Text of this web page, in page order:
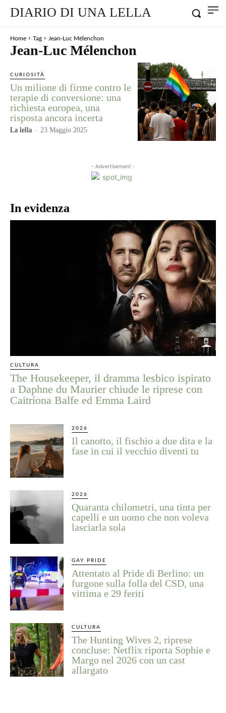
DIARIO DI UNA LELLA
Home Tag Jean-Luc Mélenchon
Jean-Luc Mélenchon
CURIOSITÀ
Un milione di firme contro le
terapie di conversione: una
richiesta europea, una
risposta ancora incerta
La lella - 23 Maggio 2025
- Advertisement -
In evidenza
CULTURA
The Housekeeper, il dramma lesbico ispirato
a Daphne du Maurier chiude le riprese con
Caitríona Balfe ed Emma Laird
2026
Il canotto, il fischio a due dita e la
fase in cui il vecchio diventi tu
2026
Quaranta chilometri, una tinta per
capelli e un uomo che non voleva
lasciarla sola
GAY PRIDE
Attentato al Pride di Berlino: un
furgone sulla folla del CSD, una
vittima e 29 feriti
CULTURA
The Hunting Wives 2, riprese
concluse: Netflix riporta Sophie e
Margo nel 2026 con un cast
allargato